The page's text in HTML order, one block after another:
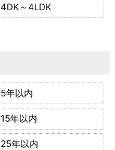
4DK～4LDK
5年以内
15年以内
25年以内